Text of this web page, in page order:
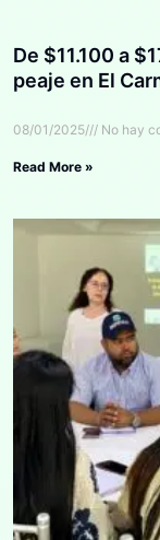
De $11.100 a
peaje en El
08/01/2025 No hay
Read More »